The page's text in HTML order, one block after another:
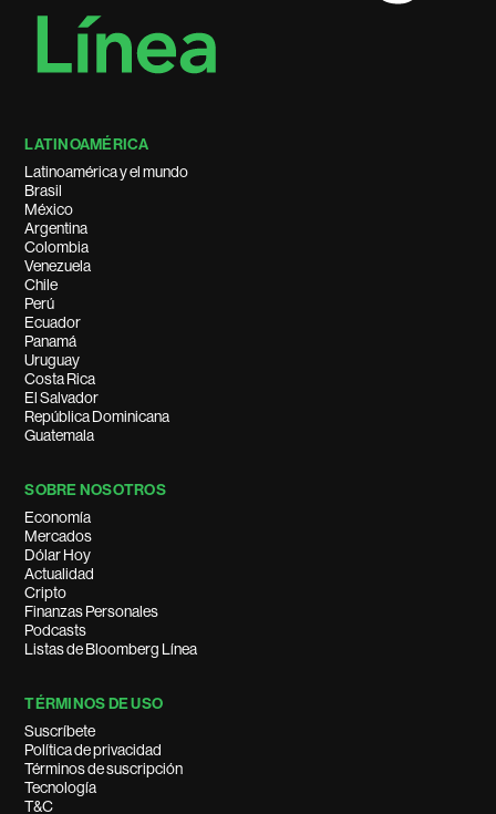
LATINOAMÉRICA
Latinoamérica y el mundo
Brasil
México
Argentina
Colombia
Venezuela
Chile
Perú
Ecuador
Panamá
Uruguay
Costa Rica
El Salvador
República Dominicana
Guatemala
SOBRE NOSOTROS
Economía
Mercados
Dólar Hoy
Actualidad
Cripto
Finanzas Personales
Podcasts
Listas de Bloomberg Línea
TÉRMINOS DE USO
Suscríbete
Política de privacidad
Términos de suscripción
Tecnología
T&C